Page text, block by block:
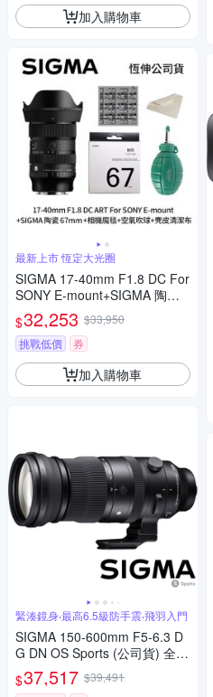
加入購物車
最新上市 恆定大光圈
SIGMA 17-40mm F1.8 DC For
SONY E-mount+SIGMA 陶瓷 6
7mm保護鏡+相機魔毯+BW-13
0吹球+3030麂皮清潔布 (公司
貨)
$32,253 $33,950
挑戰低價
券
加入購物車
緊湊鏡身‧最高6.5級防手震‧飛羽入門
SIGMA 150-600mm F5-6.3 D
G DN OS Sports (公司貨) 全片
幅微單眼鏡頭 超望遠變焦鏡頭
飛羽攝影 拍鳥
$37,517 $39,491